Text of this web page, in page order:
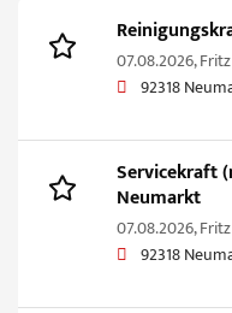
07.08.2026,
92318
Servicekraft
Neumarkt
07.08.2026,
92318